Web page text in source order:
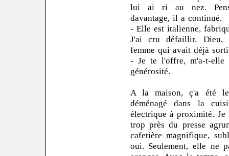
lui ai ri au nez.
davantage, il a continué.
- Elle est italienne,
J'ai cru défaillir. Dieu,
femme qui avait déjà
- Je te l'offre, m'a-t-elle
générosité.
A la maison, ç'a été
déménagé dans la
électrique à proximité.
trop près du presse
cafetière magnifique,
oui. Seulement, elle ne